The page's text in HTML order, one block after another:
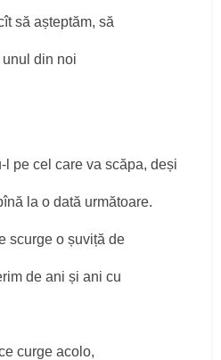
să așteptăm, să
din noi
l pe cel care va scăpa, deși
la o dată următoare.
scurge o șuviță de
de ani și ani cu
curge acolo,